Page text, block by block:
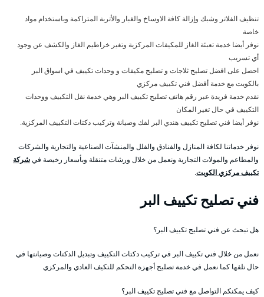
تنظيف الفلاتر وشبك وإزالة كافة الاوساخ والغبار والأتربة المتراكمة وباستخدام مواد
خاصة
نوفر أيضا خدمة تعبئة الغاز للمكيفات المركزية وتغير خراطيم الغاز والكشف عن وجود
أي تسريب
احصل على افضل تصليح ثلاجات و تصليح مكيفات و وحدات تكييف في اسواق البر
بالكويت مع خدمة أفضل فني تكييف مركزي
نقدم خدمة فريدة عبر رقم هاتف تصليح تكييف البر وهي خدمة نقل التكييف ووحدات
التكييف في حال تغير المكان
نوفر أيضا فني تصليح تكييف هندي البر لفك وصيانة وتركيب دكتات التكييف المركزية.
نوفر خدماتنا لكافة المنازل والفنادق والفلل والمنشآت الصناعية والتجارية والشركات
والمطاعم والمولات التجارية ونعمل من خلال ورشات متنقلة وبأسعار رخيصة فيشركة
تكييف مركزي الكويت.
فني تصليح تكييف البر
هل تبحث عن فني تصليح تكييف البر؟
نعمل من خلال فني تكييف البر في تركيب دكتات التكييف وتبديل الدكتات وصيانتها في
حال تلفها كما نعمل في خدمة تصليح أجهزة التحكم للتكيف العادي والمركزي
كيف يمكنكم التواصل مع فني تصليح تكييف البر؟